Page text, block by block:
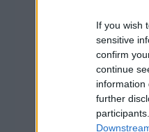
If you wish
sensitive
confirm
continue
information
further